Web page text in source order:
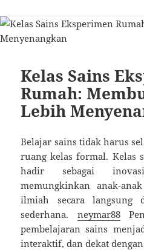
Kelas Sains
Rumah:
Lebih
Belajar sains tidak harus
ruang kelas formal. Kelas
hadir sebagai
memungkinkan anak-
ilmiah secara langsung
sederhana. neymar88
pembelajaran sains
interaktif, dan dekat